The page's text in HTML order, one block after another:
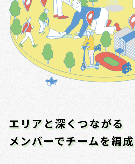
エリアと深くつながる
メンバーでチームを編成